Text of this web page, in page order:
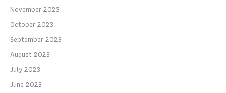
November 2023
October 2023
September 2023
August 2023
July 2023
June 2023